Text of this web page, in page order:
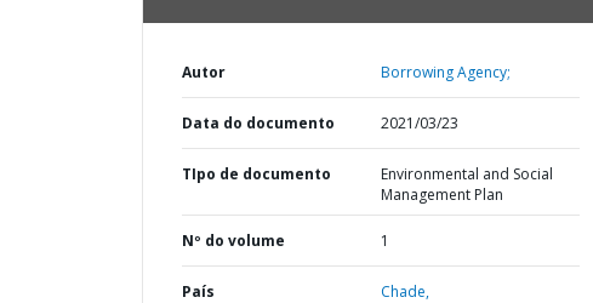
Autor Borrowing Agency;
Data do documento 2021/03/23
TIpo de documento
Environmental and Social
Management Plan
Nº do volume 1
País Chade,